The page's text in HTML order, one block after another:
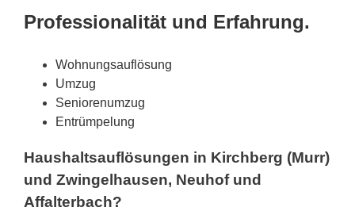
Professionalität und Erfahrung.
Wohnungsauflösung
Umzug
Seniorenumzug
Entrümpelung
Haushaltsauflösungen in Kirchberg (Murr)
und Zwingelhausen, Neuhof und
Affalterbach?